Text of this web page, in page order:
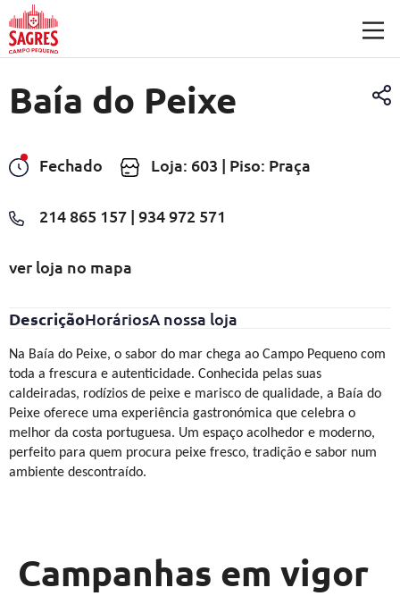
Saltar para o conteúdo principal
Baía do Peixe
Fechado Loja: 603 | Piso: Praça
214 865 157 | 934 972 571
ver loja no mapa
DescriçãoHoráriosA nossa loja
Na Baía do Peixe, o sabor do mar chega ao Campo Pequeno com
toda a frescura e autenticidade. Conhecida pelas suas
caldeiradas, rodízios de peixe e marisco de qualidade, a Baía do
Peixe oferece uma experiência gastronómica que celebra o
melhor da costa portuguesa. Um espaço acolhedor e moderno,
perfeito para quem procura peixe fresco, tradição e sabor num
ambiente descontraído.
Campanhas em vigor